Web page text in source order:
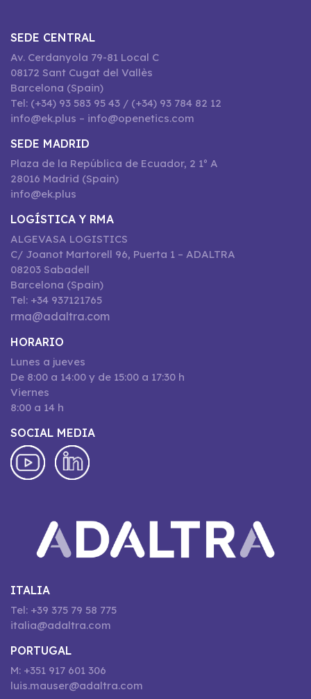
SEDE CENTRAL
Av. Cerdanyola 79-81 Local C
08172 Sant Cugat del Vallès
Barcelona (Spain)
Tel: (+34) 93 583 95 43 / (+34) 93 784 82 12
info@ek.plus – info@openetics.com
SEDE MADRID
Plaza de la República de Ecuador, 2 1º A
28016 Madrid (Spain)
info@ek.plus
LOGÍSTICA Y RMA
ALGEVASA LOGISTICS
C/ Joanot Martorell 96, Puerta 1 – ADALTRA
08203 Sabadell
Barcelona (Spain)
Tel: +34 937121765
rma@adaltra.com
HORARIO
Lunes a jueves
De 8:00 a 14:00 y de 15:00 a 17:30 h
Viernes
8:00 a 14 h
SOCIAL MEDIA
ITALIA
Tel: +39 375 79 58 775
italia@adaltra.com
PORTUGAL
M: +351 917 601 306
luis.mauser@adaltra.com